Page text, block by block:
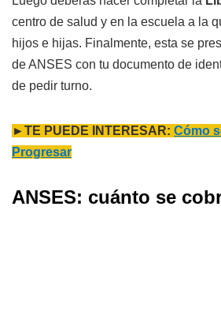
centro de salud y en la escuela a la
hijos e hijas. Finalmente, esta se
de ANSES con tu documento de
de pedir turno.
►TE PUEDE INTERESAR: Cómo
Progresar
ANSES: cuánto se